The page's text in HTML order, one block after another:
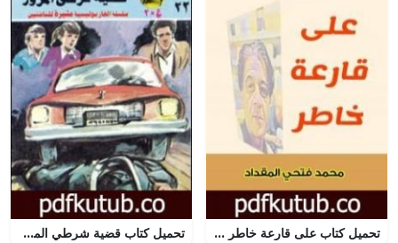
تحميل كتاب على قارعة خاطر PDF تأليف محمد فتحي المقداد مجانا [كامل] تحميل كتاب قضية شرطي المرور – مغامرات ع×2 PDF تأليف نبيل فاروق مجانا [كامل]